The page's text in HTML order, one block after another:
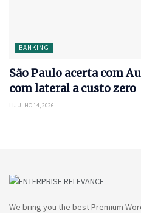
BANKING
São Paulo acerta com
com lateral a custo zero
JULHO 14, 2026
We bring you the best Premium